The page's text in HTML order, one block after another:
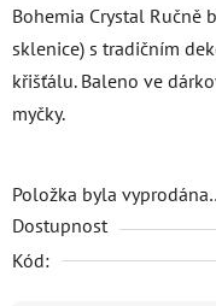
Bohemia Crystal Ručně
sklenice) s tradičním
křišťálu. Baleno ve
myčky.
Položka byla
Dostupnost
Kód: